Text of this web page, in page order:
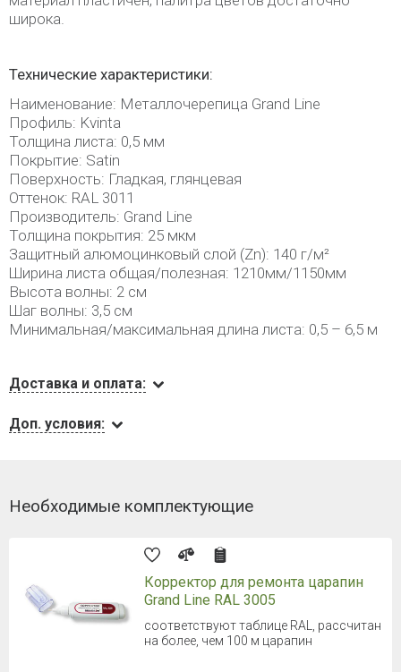
широка.
Технические характеристики:
Наименование: Металлочерепица Grand Line
Профиль: Kvinta
Толщина листа: 0,5 мм
Покрытие: Satin
Поверхность: Гладкая, глянцевая
Оттенок: RAL 3011
Производитель: Grand Line
Толщина покрытия: 25 мкм
Защитный алюмоцинковый слой (Zn): 140 г/м²
Ширина листа общая/полезная: 1210мм/1150мм
Высота волны: 2 см
Шаг волны: 3,5 см
Минимальная/максимальная длина листа: 0,5 – 6,5 м
Доставка и оплата:
Доп. условия:
Необходимые комплектующие
Корректор для ремонта царапин
Grand Line RAL 3005
соответствуют таблице RAL, рассчитан
на более, чем 100 м царапин